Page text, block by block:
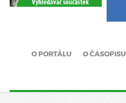
O PORTÁLU O ČASOPISU